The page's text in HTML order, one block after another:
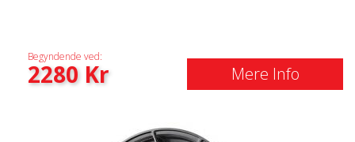
Begyndende ved:
2280Kr Mere Info